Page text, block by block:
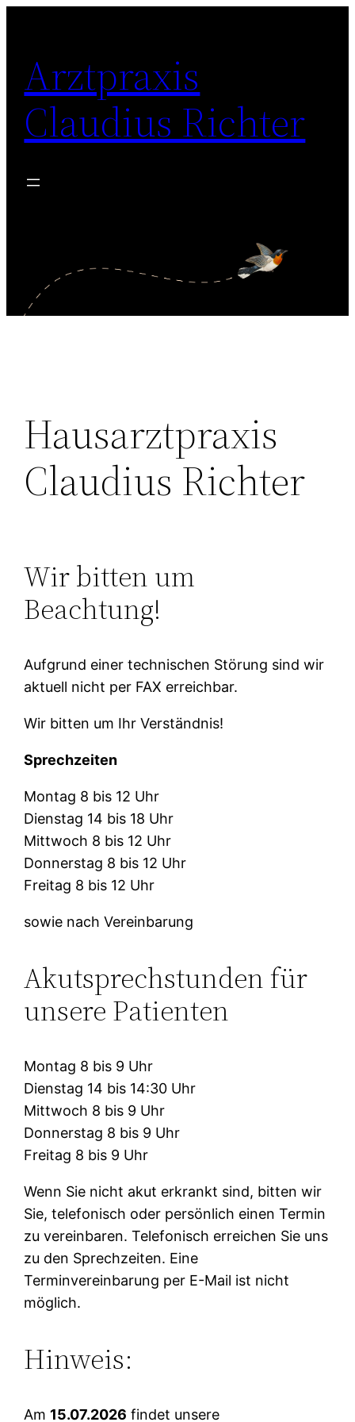
springen
Arztpraxis
Claudius Richter
Hausarztpraxis
Claudius Richter
Wir bitten um
Beachtung!
Aufgrund einer technischen Störung sind wir
aktuell nicht per FAX erreichbar.
Wir bitten um Ihr Verständnis!
Sprechzeiten
Montag 8 bis 12 Uhr
Dienstag 14 bis 18 Uhr
Mittwoch 8 bis 12 Uhr
Donnerstag 8 bis 12 Uhr
Freitag 8 bis 12 Uhr
sowie nach Vereinbarung
Akutsprechstunden für
unsere Patienten
Montag 8 bis 9 Uhr
Dienstag 14 bis 14:30 Uhr
Mittwoch 8 bis 9 Uhr
Donnerstag 8 bis 9 Uhr
Freitag 8 bis 9 Uhr
Wenn Sie nicht akut erkrankt sind, bitten wir
Sie, telefonisch oder persönlich einen Termin
zu vereinbaren. Telefonisch erreichen Sie uns
zu den Sprechzeiten. Eine
Terminvereinbarung per E-Mail ist nicht
möglich.
Hinweis:
Am 15.07.2026 findet unsere